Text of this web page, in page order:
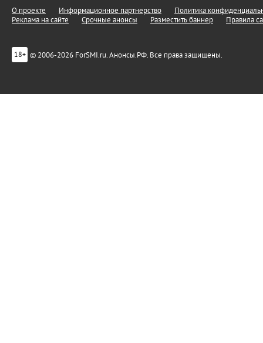
О проекте Информационное партнерство
Политика
Реклама на сайте
Срочные анонсы Разместить баннер Правила
18+ © 2006-2026 ForSMI.ru. Анонсы.РФ. Все права защищены.